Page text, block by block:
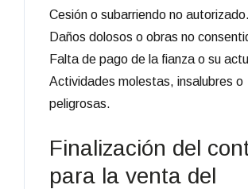
Cesión o subarriendo no autorizado.
Daños dolosos o obras no
Falta de pago de la fianza o su
Actividades molestas, insalubres o
peligrosas.
Finalización del
para la venta del